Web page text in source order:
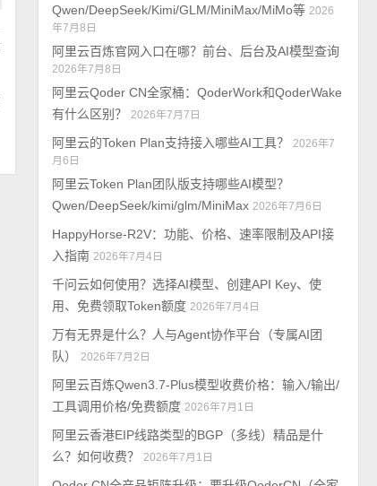
Qwen/DeepSeek/Kimi/GLM/MiniMax/MiMo等 2026
年7月8日
阿里云百炼官网入口在哪？前台、后台及AI模型查询
2026年7月8日
阿里云Qoder CN全家桶：QoderWork和QoderWake
有什么区别？
2026年7月7日
阿里云的Token Plan支持接入哪些AI工具？
2026年7
月6日
阿里云Token Plan团队版支持哪些AI模型？
Qwen/DeepSeek/kimi/glm/MiniMax 2026年7月6日
HappyHorse-R2V：功能、价格、速率限制及API接
入指南 2026年7月4日
千问云如何使用？选择AI模型、创建API Key、使
用、免费领取Token额度 2026年7月4日
万有无界是什么？人与Agent协作平台（专属AI团
队）
2026年7月2日
阿里云百炼Qwen3.7-Plus模型收费价格：输入/输出/
工具调用价格/免费额度 2026年7月1日
阿里云香港EIP线路类型的BGP（多线）精品是什
么？如何收费？
2026年7月1日